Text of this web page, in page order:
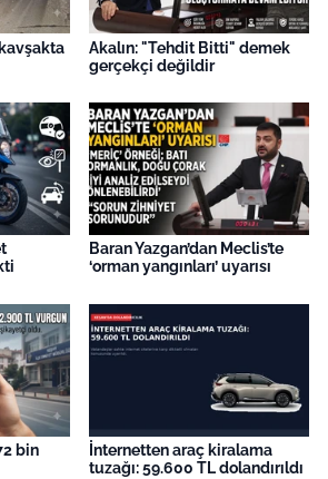
Akalın: "Tehdit Bitti" demek
gerçekçi değildir
Baran Yazgan’dan Meclis’te
‘orman yangınları’ uyarısı
bin
İnternetten araç kiralama
tuzağı: 59.600 TL dolandırıldı